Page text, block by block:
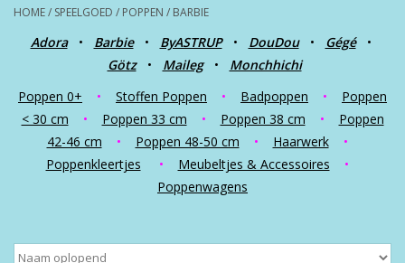
Creatief
Back to School
HOME/ SPEELGOED / POPPEN / BARBIE
Adora• Barbie• ByASTRUP• DouDou• Gégé•
Götz• Maileg• Monchhichi
Poppen 0+
• Stoffen Poppen • Badpoppen •
Poppen
< 30 cm
• Poppen 33 cm • Poppen 38 cm •
Poppen
42-46 cm
• Poppen 48-50 cm • Haarwerk
•
Poppenkleertjes
• Meubeltjes & Accessoires
•
Poppenwagens